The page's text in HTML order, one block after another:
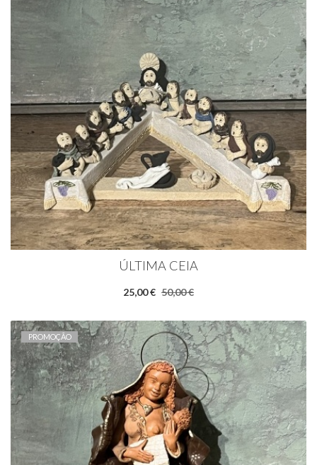
ÚLTIMA CEIA
25,00 € 50,00 €
PROMOÇÃO